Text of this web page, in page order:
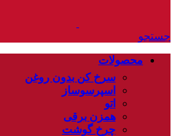
جستجو
محصولات
سرخ کن بدون روغن
اسپرسوساز
اتو
همزن برقی
چرخ گوشت